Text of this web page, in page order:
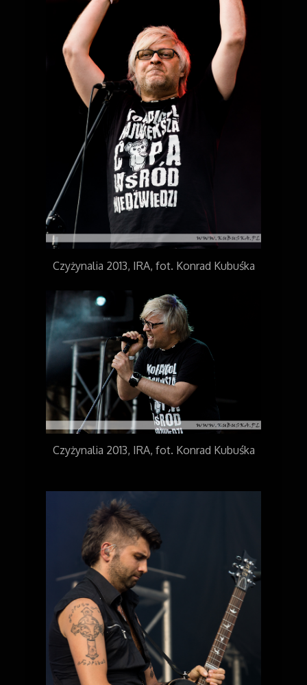
Czyżynalia 2013, IRA, fot. Konrad Kubuśka
Czyżynalia 2013, IRA, fot. Konrad Kubuśka